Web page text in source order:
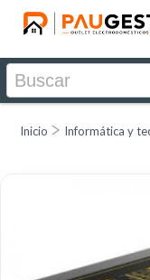
Inicio Informática y